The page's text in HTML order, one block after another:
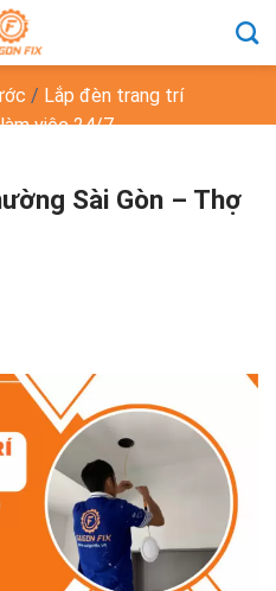
/ Lắp đèn trang trí
việc 24/7
Sài Gòn – Thợ